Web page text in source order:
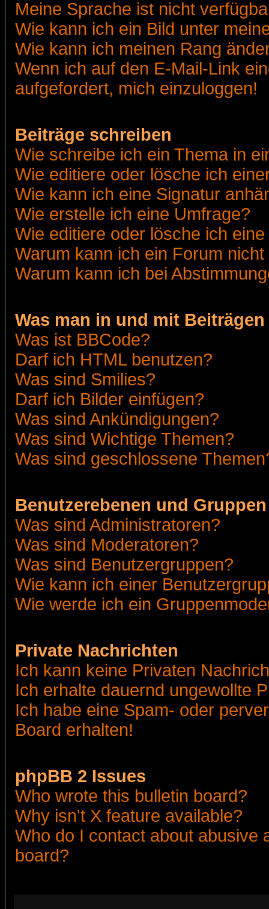
Meine Sprache ist nicht
Wie kann ich ein Bild unter
Wie kann ich meinen Rang
Wenn ich auf den E-Mail-Link
aufgefordert, mich einzuloggen!
Beiträge schreiben
Wie schreibe ich ein Thema in
Wie editiere oder lösche ich
Wie kann ich eine Signatur
Wie erstelle ich eine Umfrage?
Wie editiere oder lösche ich
Warum kann ich ein Forum
Warum kann ich bei
Was man in und mit
Was ist BBCode?
Darf ich HTML benutzen?
Was sind Smilies?
Darf ich Bilder einfügen?
Was sind Ankündigungen?
Was sind Wichtige Themen?
Was sind geschlossene
Benutzerebenen und Gruppen
Was sind Administratoren?
Was sind Moderatoren?
Was sind Benutzergruppen?
Wie kann ich einer
Wie werde ich ein
Private Nachrichten
Ich kann keine Privaten
Ich erhalte dauernd ungewollte
Ich habe eine Spam- oder
Board erhalten!
phpBB 2 Issues
Who wrote this bulletin board?
Why isn't X feature available?
Who do I contact about abusive
board?